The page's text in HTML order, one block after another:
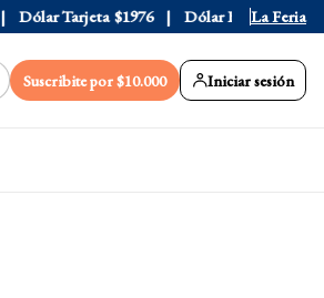
Dólar Tarjeta $1976 Dólar Blue $1530
La Feria
Suscribite por $10.000 Iniciar sesión